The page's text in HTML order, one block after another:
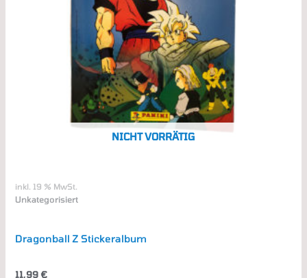
NICHT VORRÄTIG
inkl. 19 % MwSt.
Unkategorisiert
Dragonball Z Stickeralbum
11,99 €